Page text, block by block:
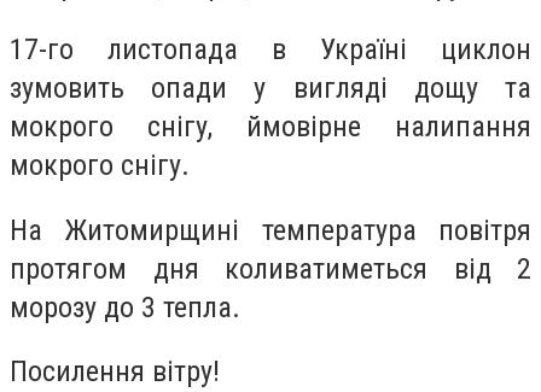
17-го листопада в Україні циклон
зумовить опади у вигляді дощу та
мокрого снігу, ймовірне налипання
мокрого снігу.
На Житомирщині температура повітря
протягом дня коливатиметься від 2
морозу до 3 тепла.
Посилення вітру!